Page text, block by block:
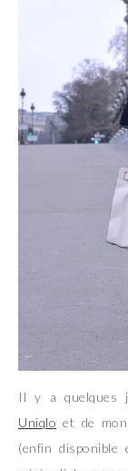
Il y a quelques
Uniqlo et de
(enfin disponible